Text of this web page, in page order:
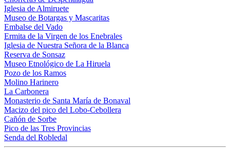
Iglesia de Almiruete
Museo de Botargas y Mascaritas
Embalse del Vado
Ermita de la Virgen de los Enebrales
Iglesia de Nuestra Señora de la Blanca
Reserva de Sonsaz
Museo Etnológico de La Hiruela
Pozo de los Ramos
Molino Harinero
La Carbonera
Monasterio de Santa María de Bonaval
Macizo del pico del Lobo-Cebollera
Cañón de Sorbe
Pico de las Tres Provincias
Senda del Robledal